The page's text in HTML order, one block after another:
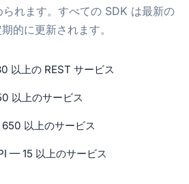
れます。すべての SDK は最新の
的に更新されます。
以上の REST サービス
以上のサービス
以上のサービス
— 15 以上のサービス